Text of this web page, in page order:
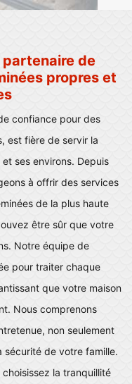
de
propres et
confiance pour des
est fière de servir la
ses environs. Depuis
à offrir des services
de la plus haute
être sûr que votre
Notre équipe de
pour traiter chaque
que votre maison
Nous comprenons
non seulement
sécurité de votre famille.
la tranquillité